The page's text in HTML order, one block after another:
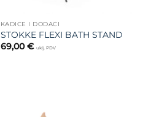
KADICE I DODACI
STOKKE FLEXI BATH STAND
69,00€ uklj. PDV